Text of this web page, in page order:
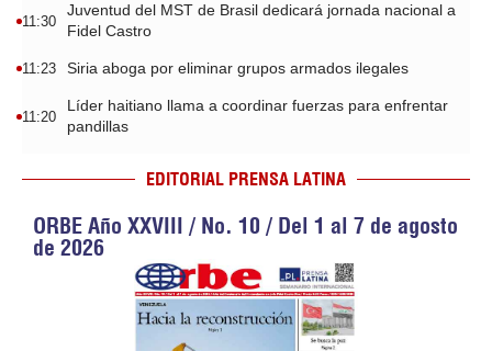
11:30
Juventud del MST de Brasil dedicará jornada nacional a
Fidel Castro
11:23 Siria aboga por eliminar grupos armados ilegales
11:20
Líder haitiano llama a coordinar fuerzas para enfrentar
pandillas
EDITORIAL PRENSA LATINA
ORBE Año XXVIII / No. 10 / Del 1 al 7 de agosto
de 2026